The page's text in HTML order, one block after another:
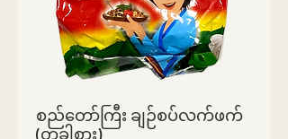
စည်တော်ကြီး ချဉ်စပ်လက်ဖက်
(တခါစား)